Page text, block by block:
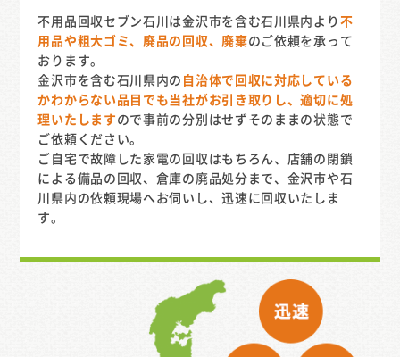
不用品回収セブン石川は金沢市を含む石川県内より不
用品や粗大ゴミ、廃品の回収、廃棄のご依頼を承って
おります。
金沢市を含む石川県内の 自治体で回収に対応している
かわからない品目でも当社がお引き取りし、適切に処
理いたしますので事前の分別はせずそのままの状態で
ご依頼ください。
ご自宅で故障した家電の回収はもちろん、店舗の閉鎖
による備品の回収、倉庫の廃品処分まで、金沢市や石
川県内の依頼現場へお伺いし、迅速に回収いたしま
す。